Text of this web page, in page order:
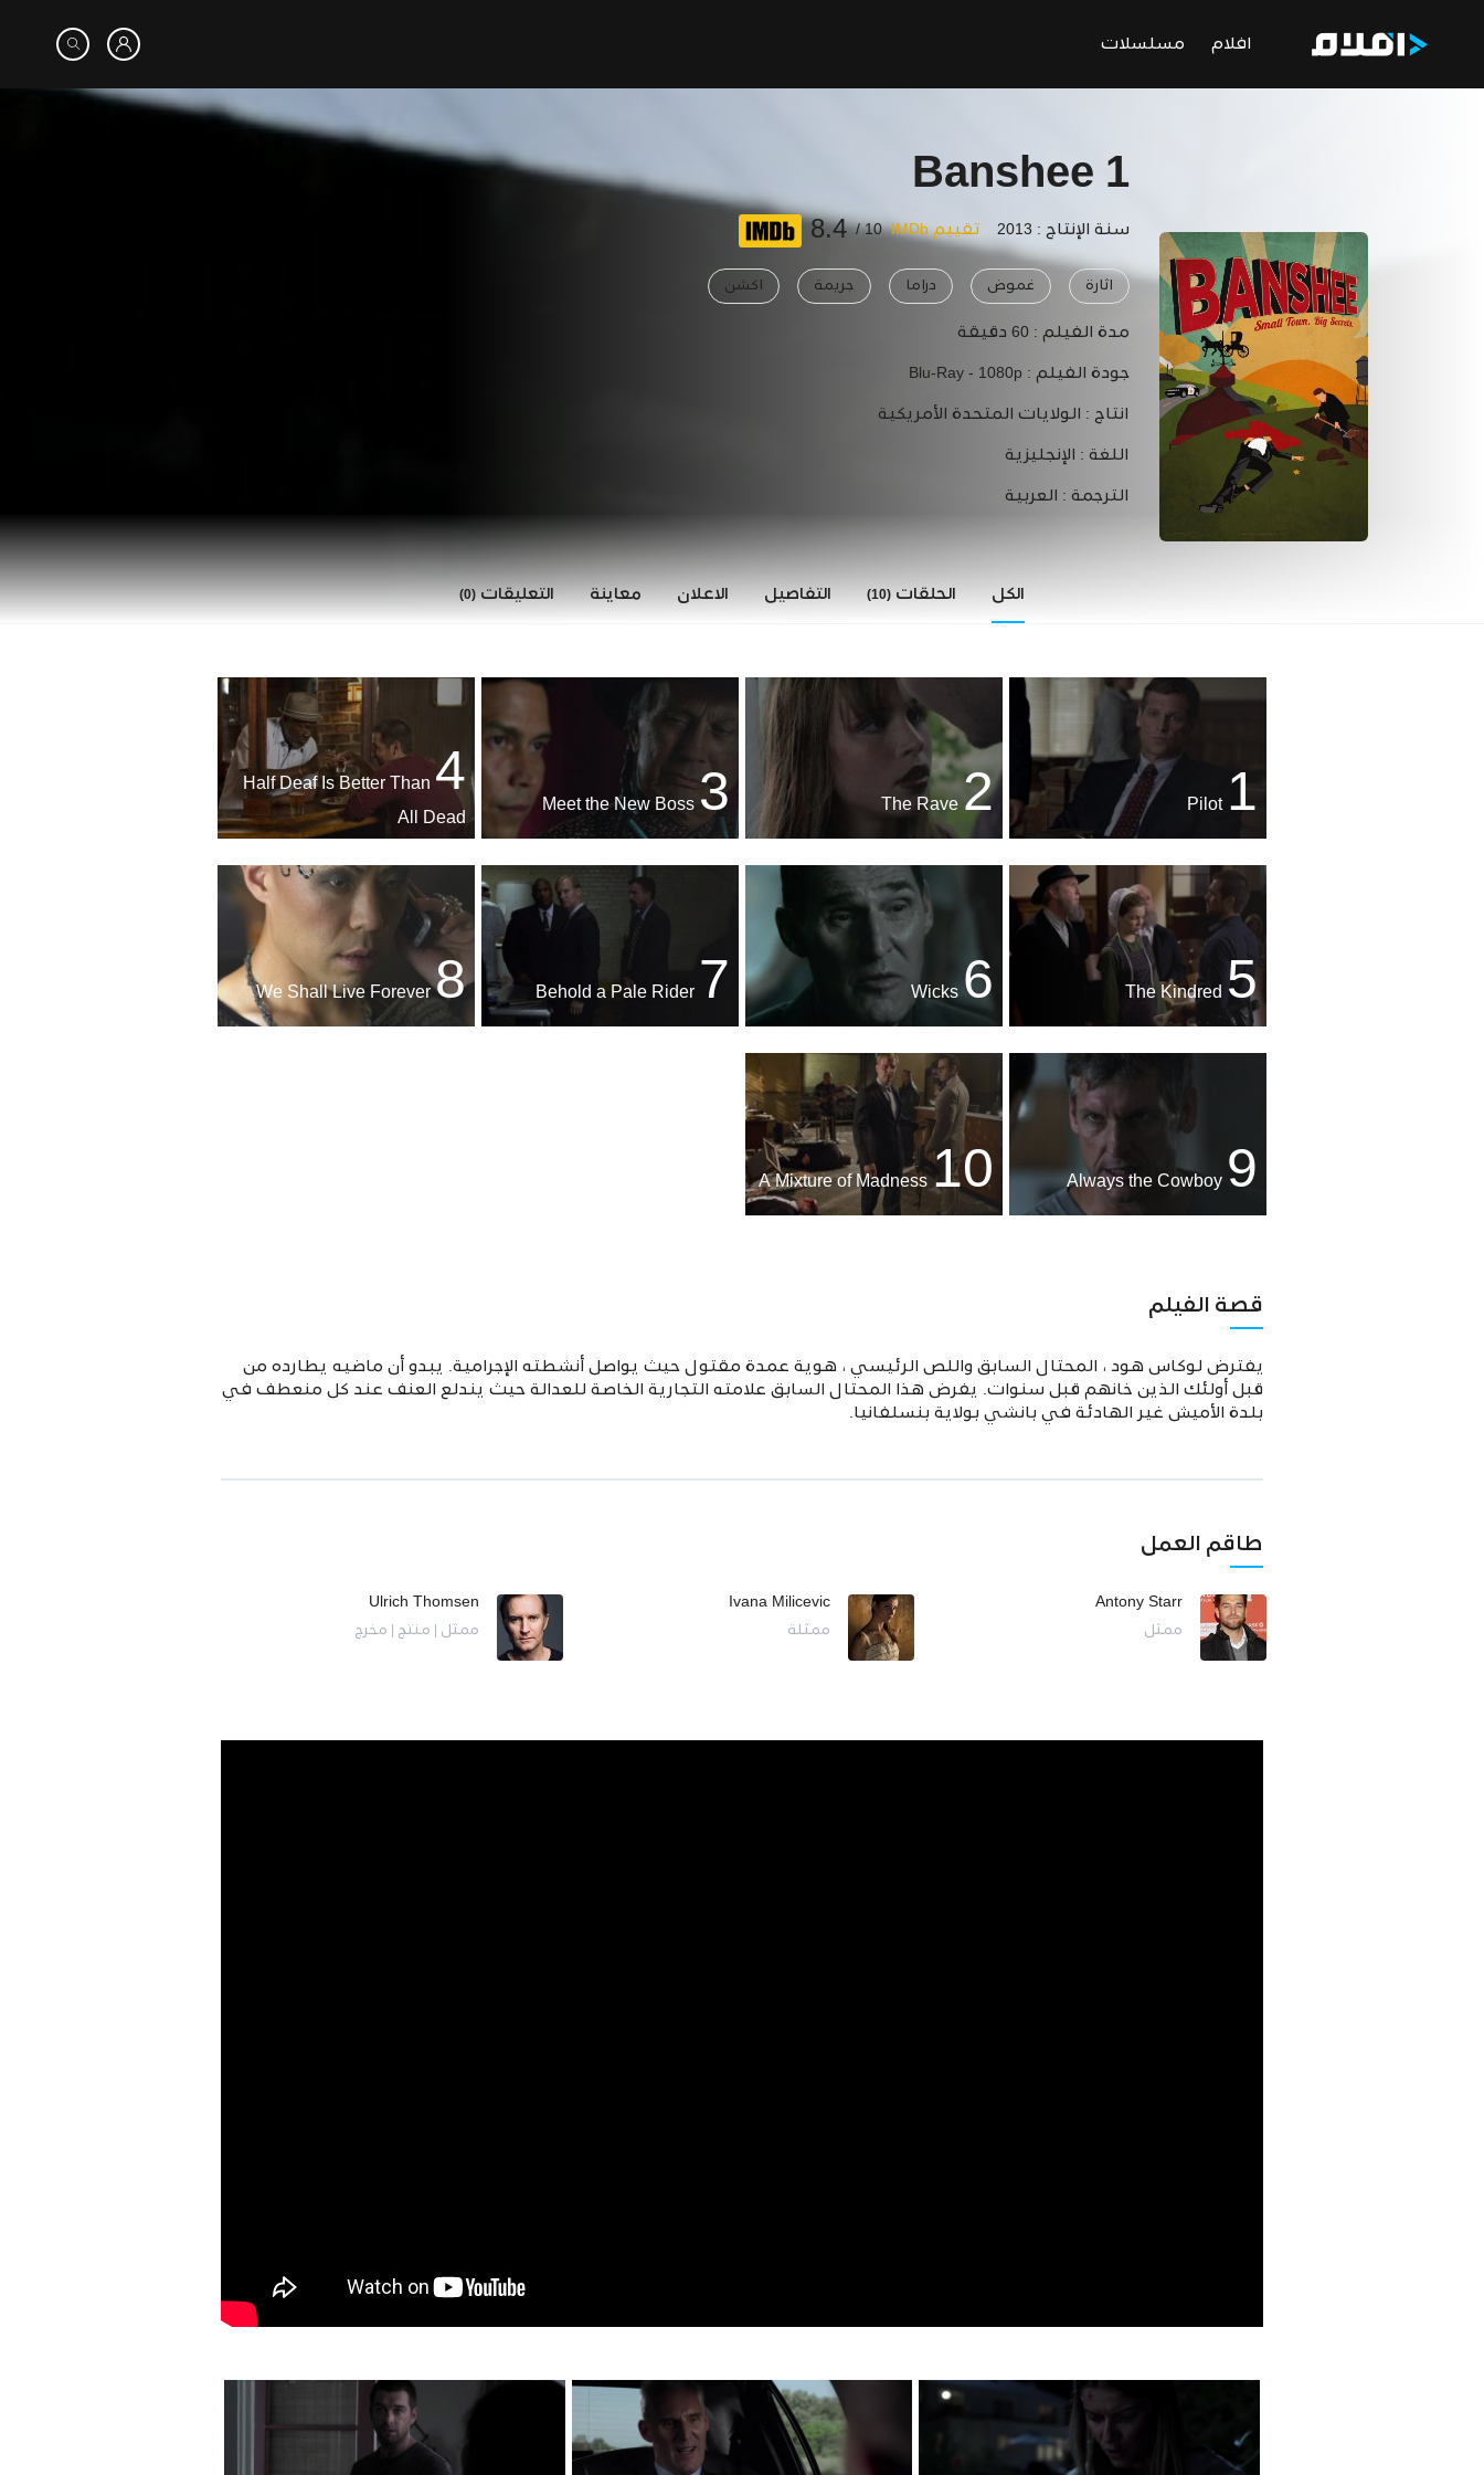
افلام مسلسلات
Banshee 1
سنة الإنتاج : 2013 تقييم IMDb 10 /
8.4
اثارة غموض دراما جريمة اكشن
مدة الفيلم :60 دقيقة
جودة الفيلم : Blu-Ray - 1080p
انتاج : الولايات المتحدة الأمريكية
اللغة : الإنجليزية
الترجمة : العربية
الكل الحلقات (10) التفاصيل الاعلان معاينة التعليقات (0)
1
Pilot
2
3
4
Half Deaf Is Better Than
All Dead
5
6
7
8
We Shall Live Forever
9
10
A Mixture of Madness
قصة الفيلم
يفترض لوكاس هود ، المحتال السابق واللص الرئيسي ، هوية عمدة مقتول حيث يواصل أنشطته الإجرامية. يبدو أن ماضيه يطارده من
قبل أولئك الذين خانهم قبل سنوات. يفرض هذا المحتال السابق علامته التجارية الخاصة للعدالة حيث يندلع العنف عند كل منعطف في
بلدة الأميش غير الهادئة في بانشي بولاية بنسلفانيا.
طاقم العمل
Antony Starr
ممثل
Ivana Milicevic
ممثلة
Ulrich Thomsen
ممثل | منتج | مخرج